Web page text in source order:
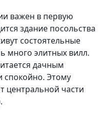
важен в первую
здание посольства
состоятельные
много элитных вилл.
дачным
спокойно. Этому
центральной части